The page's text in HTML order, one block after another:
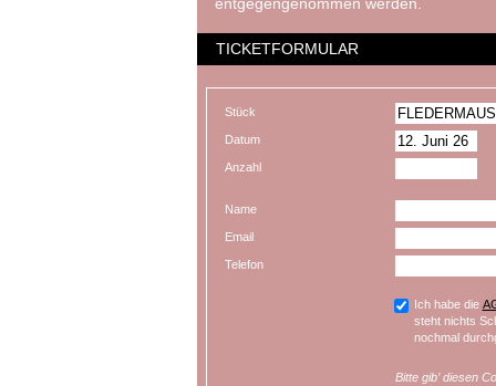
TICKETFORMULAR
Stück
Datum
Anzahl
Name
Email
Telefon
Ich habe die
steht nichts
nochmal
Bitte gib’ diesen